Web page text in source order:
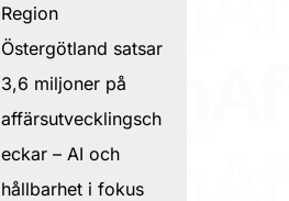
Region
Östergötland satsar
3,6 miljoner på
affärsutvecklingsch
eckar – AI och
hållbarhet i fokus